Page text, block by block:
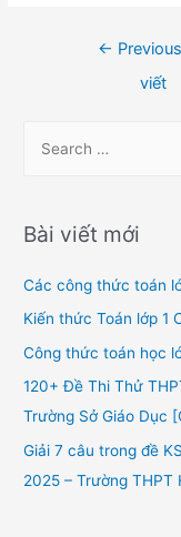
←
viết
r
h
f
o
Bài viết mới
Các công thức toán
Kiến thức Toán lớp 1
Công thức toán học
120+ Đề Thi Thử
Trường Sở Giáo Dục
Giải 7 câu trong đề
2025 – Trường THPT